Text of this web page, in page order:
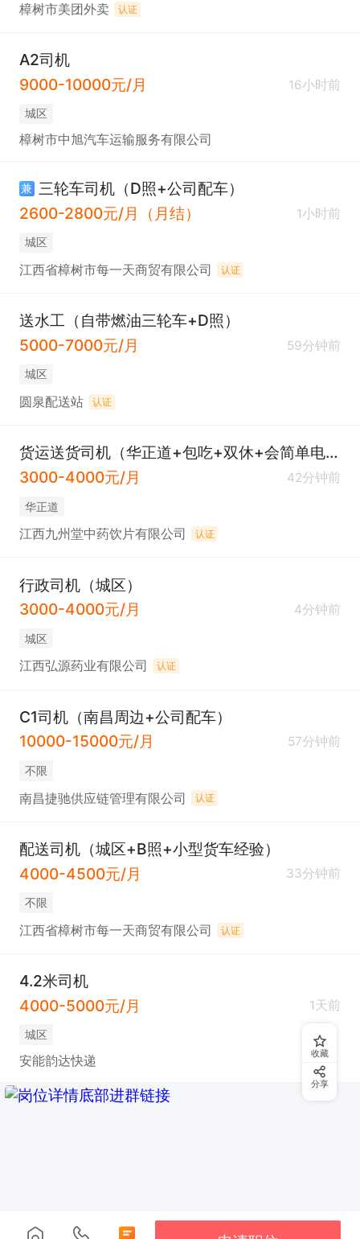
樟树市美团外卖 认证
A2司机
9000-10000元/月
16小时前
城区
樟树市中旭汽车运输服务有限公司
兼 三轮车司机（D照+公司配车）
2600-2800元/月（月结）
1小时前
城区
江西省樟树市每一天商贸有限公司 认证
送水工（自带燃油三轮车+D照）
5000-7000元/月
59分钟前
城区
圆泉配送站 认证
货运送货司机（华正道+包吃+双休+会简单电脑）
3000-4000元/月
42分钟前
华正道
江西九州堂中药饮片有限公司 认证
行政司机（城区）
3000-4000元/月
4分钟前
城区
江西弘源药业有限公司 认证
C1司机（南昌周边+公司配车）
10000-15000元/月
57分钟前
不限
南昌捷驰供应链管理有限公司 认证
配送司机（城区+B照+小型货车经验）
4000-4500元/月
33分钟前
不限
江西省樟树市每一天商贸有限公司 认证
4.2米司机
4000-5000元/月
1天前
城区
安能韵达快递 收藏
分享